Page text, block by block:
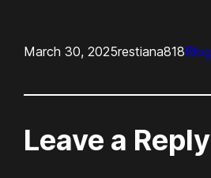
March 30, 2025restiana818Blog
Leave a Reply